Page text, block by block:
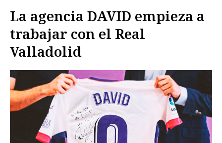
La agencia DAVID empieza a
trabajar con el Real
Valladolid